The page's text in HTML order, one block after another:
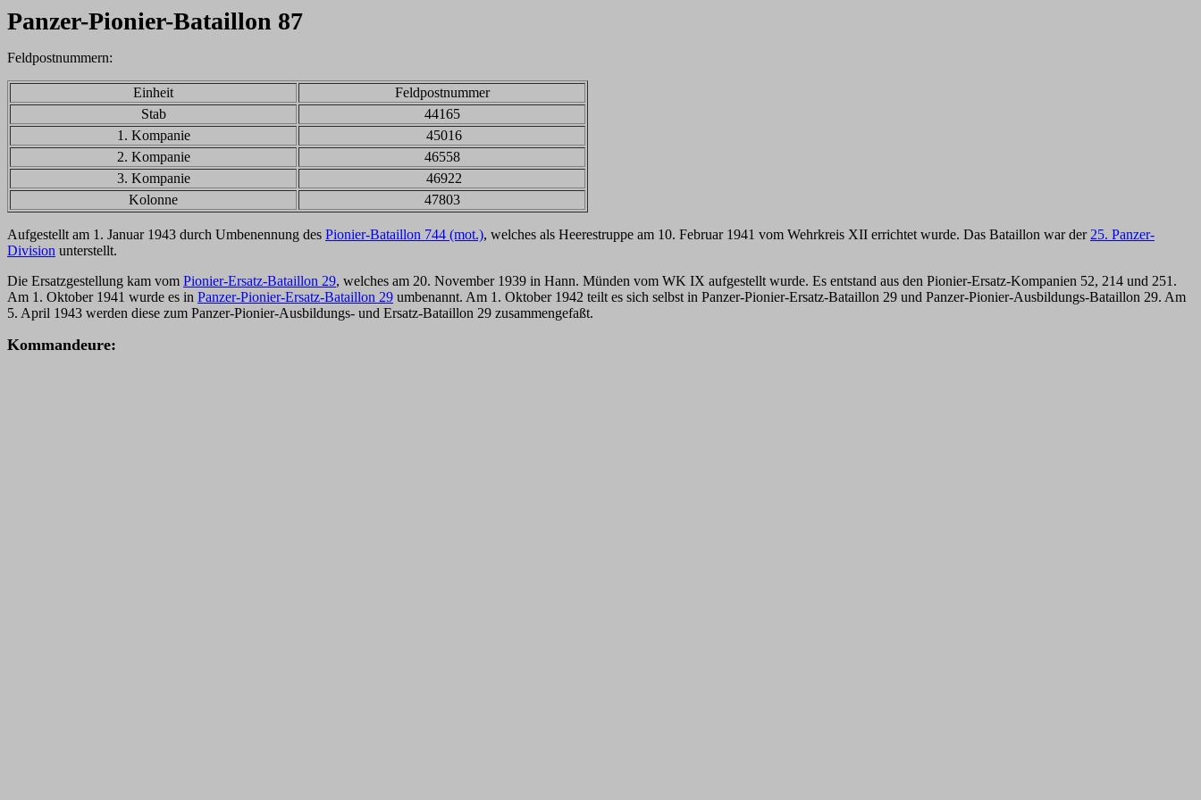
Panzer-Pionier-Bataillon 87
Feldpostnummern:
Einheit
Feldpostnummer
Stab
44165
1. Kompanie
45016
2. Kompanie
46558
3. Kompanie
46922
Kolonne
47803
Aufgestellt am 1. Januar 1943 durch Umbenennung des Pionier-Bataillon 744 (mot.), welches als Heerestruppe am 10. Februar 1941 vom Wehrkreis XII errichtet wurde. Das Bataillon war der 25. Panzer-
Division unterstellt.
Die Ersatzgestellung kam vom Pionier-Ersatz-Bataillon 29, welches am 20. November 1939 in Hann. Münden vom WK IX aufgestellt wurde. Es entstand aus den Pionier-Ersatz-Kompanien 52, 214 und 251.
Am 1. Oktober 1941 wurde es in Panzer-Pionier-Ersatz-Bataillon 29 umbenannt. Am 1. Oktober 1942 teilt es sich selbst in Panzer-Pionier-Ersatz-Bataillon 29 und Panzer-Pionier-Ausbildungs-Bataillon 29. Am
5. April 1943 werden diese zum Panzer-Pionier-Ausbildungs- und Ersatz-Bataillon 29 zusammengefaßt.
Kommandeure: